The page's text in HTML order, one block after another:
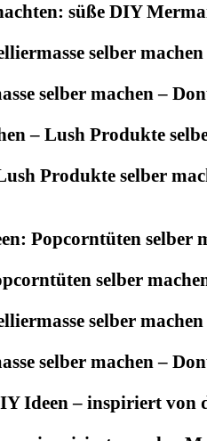
süße DIY
selber machen –
Produkte selber
selber
selber machen –